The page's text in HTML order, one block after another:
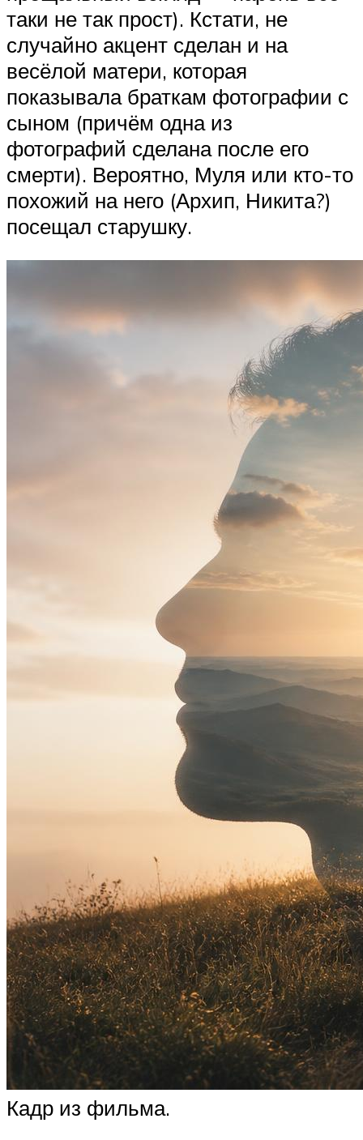
таки не так прост). Кстати, не
случайно акцент сделан и на
весёлой матери, которая
показывала браткам фотографии с
сыном (причём одна из
фотографий сделана после его
смерти). Вероятно, Муля или кто-то
похожий на него (Архип, Никита?)
посещал старушку.
Кадр из фильма.